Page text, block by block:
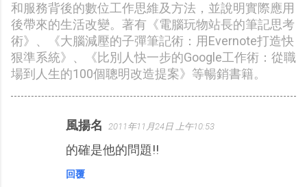
和服務背後的數位工作思維及方法，並說明實際應用
後帶來的生活改變。著有《電腦玩物站長的筆記思考
術》、《大腦減壓的子彈筆記術：用Evernote打造快
狠準系統》、《比別人快一步的Google工作術：從職
場到人生的100個聰明改造提案》等暢銷書籍。
風揚名 2011年11月24日 上午10:53
的確是他的問題!!
回覆